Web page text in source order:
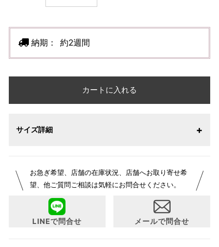
納期： 約2週間
カートに入れる
サイズ詳細
お急ぎ希望、店舗の在庫状況、店舗へお取り寄せ希
望、他ご質問ご相談は気軽にお問合せください。
LINEで問合せ メールで問合せ